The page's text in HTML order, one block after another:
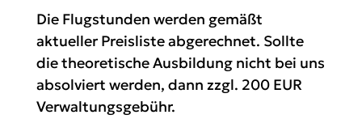
Die Flugstunden werden gemäßt
aktueller Preisliste abgerechnet. Sollte
die theoretische Ausbildung nicht bei uns
absolviert werden, dann zzgl. 200 EUR
Verwaltungsgebühr.